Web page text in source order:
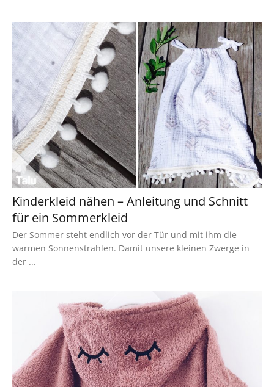
Kinderkleid nähen – Anleitung und Schnitt
für ein Sommerkleid
Der Sommer steht endlich vor der Tür und mit ihm die
warmen Sonnenstrahlen. Damit unsere kleinen Zwerge in
der ...